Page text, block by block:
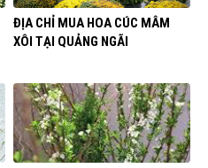
ĐỊA CHỈ MUA HOA CÚC MÂM
XÔI TẠI QUẢNG NGÃI